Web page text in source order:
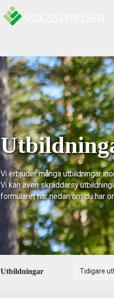
Vi erbjuder många utbildningar
Vi kan även skräddarsy
formuläret här nedan om du har
Utbildningar Tidigare